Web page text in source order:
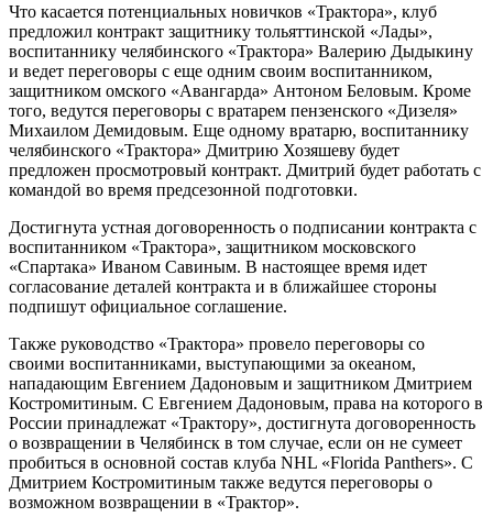
Что касается потенциальных новичков «Трактора», клуб
предложил контракт защитнику тольяттинской «Лады»,
воспитаннику челябинского «Трактора» Валерию Дыдыкину
и ведет переговоры с еще одним своим воспитанником,
защитником омского «Авангарда» Антоном Беловым. Кроме
того, ведутся переговоры с вратарем пензенского «Дизеля»
Михаилом Демидовым. Еще одному вратарю, воспитаннику
челябинского «Трактора» Дмитрию Хозяшеву будет
предложен просмотровый контракт. Дмитрий будет работать с
командой во время предсезонной подготовки.
Достигнута устная договоренность о подписании контракта с
воспитанником «Трактора», защитником московского
«Спартака» Иваном Савиным. В настоящее время идет
согласование деталей контракта и в ближайшее стороны
подпишут официальное соглашение.
Также руководство «Трактора» провело переговоры со
своими воспитанниками, выступающими за океаном,
нападающим Евгением Дадоновым и защитником Дмитрием
Костромитиным. С Евгением Дадоновым, права на которого в
России принадлежат «Трактору», достигнута договоренность
о возвращении в Челябинск в том случае, если он не сумеет
пробиться в основной состав клуба NHL «Florida Panthers». С
Дмитрием Костромитиным также ведутся переговоры о
возможном возвращении в «Трактор».